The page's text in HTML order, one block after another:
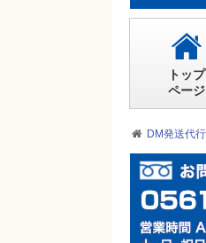
DM発送代
トップ
ページ